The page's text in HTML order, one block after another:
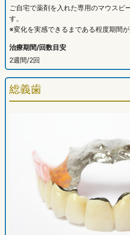
ご自宅で薬剤を入れた専用のマウスピ
す。
※変化を実感できるまである程度期間が
治療期間/回数目安
2週間/2回
総義歯